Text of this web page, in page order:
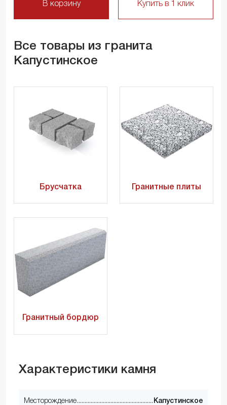
В корзину Купить в 1 клик
Все товары из гранита
Капустинское
Брусчатка Гранитные плиты
Гранитный бордюр
Характеристики камня
Месторождение Капустинское